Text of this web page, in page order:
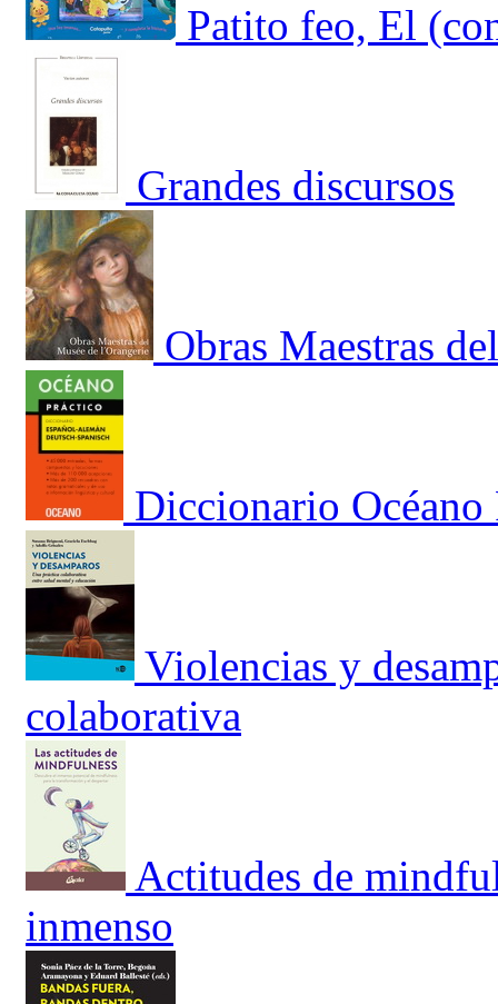
Patito feo, El
Grandes discursos
Obras Maestras
Diccionario
Violencias y
colaborativa
Actitudes de
inmenso